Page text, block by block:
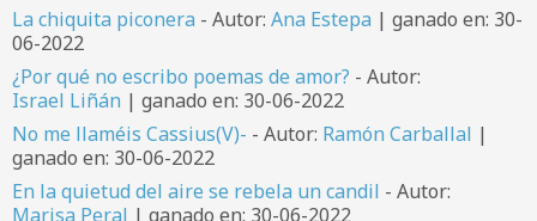
La chiquita piconera - Autor: Ana Estepa | ganado en: 30-
06-2022
¿Por qué no escribo poemas de amor? - Autor:
Israel Liñán | ganado en: 30-06-2022
No me llaméis Cassius(V)- - Autor: Ramón Carballal |
ganado en: 30-06-2022
En la quietud del aire se rebela un candil - Autor:
Marisa Peral | ganado en: 30-06-2022